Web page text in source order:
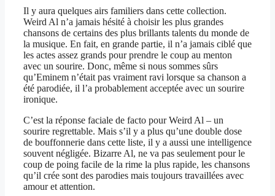
Il y aura quelques airs familiers dans cette collection.
Weird Al n’a jamais hésité à choisir les plus grandes
chansons de certains des plus brillants talents du monde de
la musique. En fait, en grande partie, il n’a jamais ciblé que
les actes assez grands pour prendre le coup au menton
avec un sourire. Donc, même si nous sommes sûrs
qu’Eminem n’était pas vraiment ravi lorsque sa chanson a
été parodiée, il l’a probablement acceptée avec un sourire
ironique.
C’est la réponse faciale de facto pour Weird Al – un
sourire regrettable. Mais s’il y a plus qu’une double dose
de bouffonnerie dans cette liste, il y a aussi une intelligence
souvent négligée. Bizarre Al, ne va pas seulement pour le
coup de poing facile de la rime la plus rapide, les chansons
qu’il crée sont des parodies mais toujours travaillées avec
amour et attention.